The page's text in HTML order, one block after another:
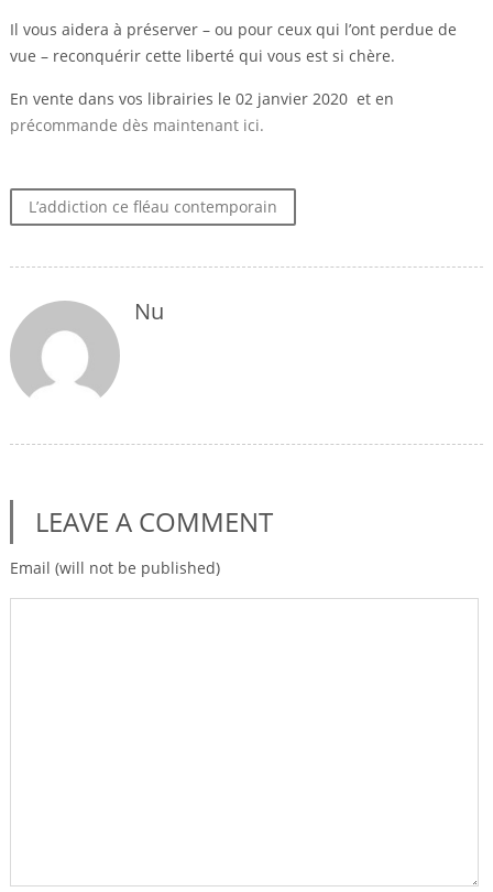
Il vous aidera à préserver – ou pour ceux qui l’ont perdue de
vue – reconquérir cette liberté qui vous est si chère.
En vente dans vos librairies le 02 janvier 2020 et en
précommande dès maintenant ici.
L’addiction ce fléau contemporain
Nu
LEAVE A COMMENT
Email (will not be published)